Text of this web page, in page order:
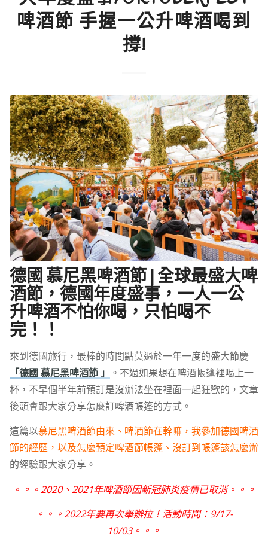
啤酒節 手握一公升啤酒喝到
撐!
德國 慕尼黑啤酒節 | 全球最盛大啤
酒節，德國年度盛事，一人一公
升啤酒不怕你喝，只怕喝不
完！！
來到德國旅行，最棒的時間點莫過於一年一度的盛大節慶
「德國 慕尼黑啤酒節 」
。不過如果想在啤酒帳篷裡喝上一
杯，不早個半年前預訂是沒辦法坐在裡面一起狂歡的，文章
後頭會跟大家分享怎麼訂啤酒帳篷的方式。
這篇以慕尼黑啤酒節由來、啤酒節在幹嘛，我參加德國啤酒
節的經歷，以及怎麼預定啤酒節帳篷、沒訂到帳篷該怎麼辦
的經驗跟大家分享。
。。。2020、2021年啤酒節因新冠肺炎疫情已取消。。。
。。。2022年要再次舉辦拉！活動時間：9/17-
10/03。。。